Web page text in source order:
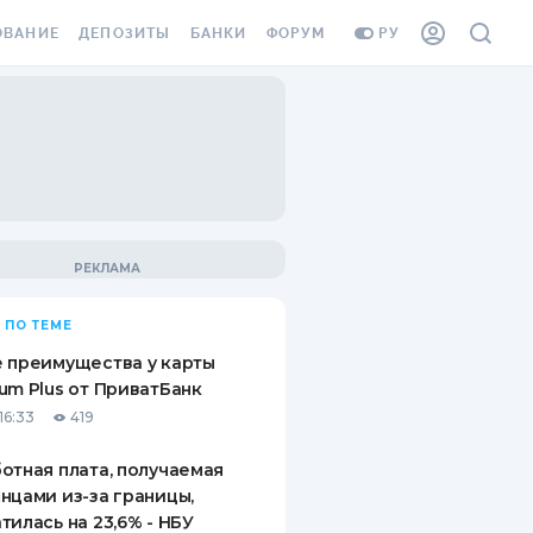
РУ
ВИНЬЕТКА
СОТРУДНИКОВ
ОТ
СЛУЧАЕВ
ДЕПОЗИТЫ
ВОПРОСЫ И ОТВЕТЫ
ПУТЕВОДИТЕЛИ ПО
БАНКИ ФОРУМ
ПО ТЕМЕ
преимущества у карты
Plus от ПриватБанк
419
плата, получаемая
из-за границы,
на 23,6% - НБУ